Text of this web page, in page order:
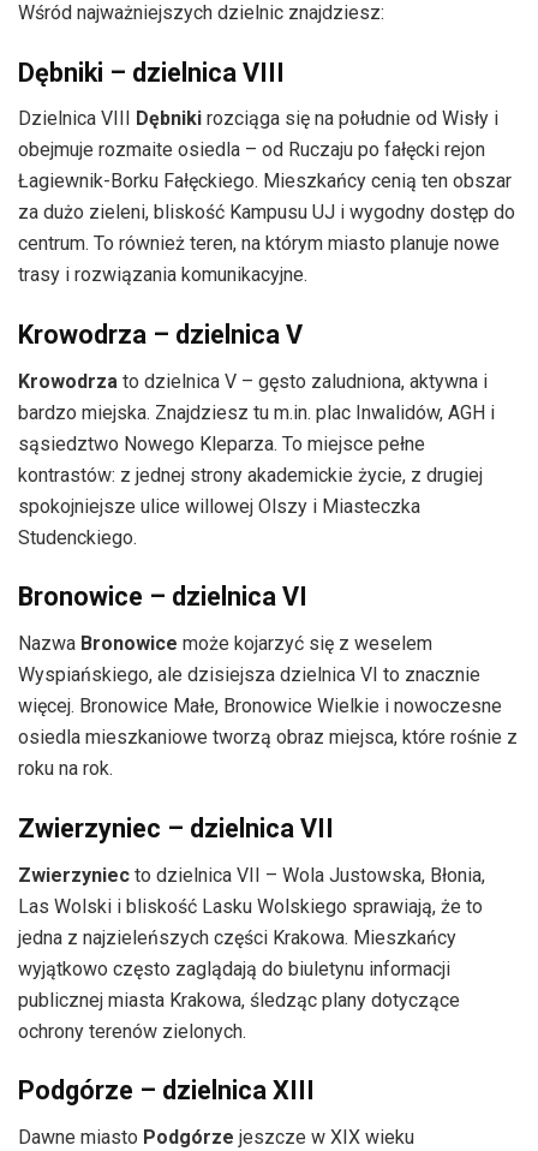
Wśród najważniejszych dzielnic znajdziesz:
Dębniki – dzielnica VIII
Dzielnica VIII Dębniki rozciąga się na południe od Wisły i
obejmuje rozmaite osiedla – od Ruczaju po fałęcki rejon
Łagiewnik-Borku Fałęckiego. Mieszkańcy cenią ten obszar
za dużo zieleni, bliskość Kampusu UJ i wygodny dostęp do
centrum. To również teren, na którym miasto planuje nowe
trasy i rozwiązania komunikacyjne.
Krowodrza – dzielnica V
Krowodrza to dzielnica V – gęsto zaludniona, aktywna i
bardzo miejska. Znajdziesz tu m.in. plac Inwalidów, AGH i
sąsiedztwo Nowego Kleparza. To miejsce pełne
kontrastów: z jednej strony akademickie życie, z drugiej
spokojniejsze ulice willowej Olszy i Miasteczka
Studenckiego.
Bronowice – dzielnica VI
Nazwa Bronowice może kojarzyć się z weselem
Wyspiańskiego, ale dzisiejsza dzielnica VI to znacznie
więcej. Bronowice Małe, Bronowice Wielkie i nowoczesne
osiedla mieszkaniowe tworzą obraz miejsca, które rośnie z
roku na rok.
Zwierzyniec – dzielnica VII
Zwierzyniec to dzielnica VII – Wola Justowska, Błonia,
Las Wolski i bliskość Lasku Wolskiego sprawiają, że to
jedna z najzieleńszych części Krakowa. Mieszkańcy
wyjątkowo często zaglądają do biuletynu informacji
publicznej miasta Krakowa, śledząc plany dotyczące
ochrony terenów zielonych.
Podgórze – dzielnica XIII
Dawne miasto Podgórze jeszcze w XIX wieku